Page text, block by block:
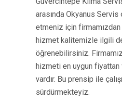
arasında Okyanus
etmeniz için
hizmet kalitemizle ilgili
öğrenebilirsiniz.
hizmeti en uygun fiyattan
vardır. Bu prensip ile
sürdürmekteyiz.